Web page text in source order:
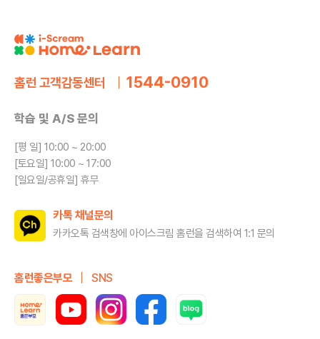
홈런 고객감동센터
학습 및 A/S 문의
[평 일] 10:00 ~ 20:00
[토요일] 10:00 ~ 17:00
[일요일/공휴일] 휴무
1544-0910
카톡 채널문의
카카오톡 검색창에 아이스크림 홈런을 검색하여 1:1 문의
홈런좋은부모 SNS